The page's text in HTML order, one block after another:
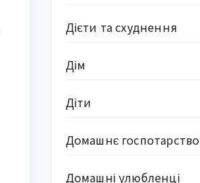
Дієти та схуднення
Дім
Діти
Домашнє госпотарство
Домашні улюбленці